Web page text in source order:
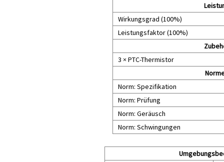
Wirkungsgrad (100%)
Leistungsfaktor (100%)
3 × PTC-Thermistor
Norm: Spezifikation
Norm: Prüfung
Norm: Geräusch
Norm: Schwingungen